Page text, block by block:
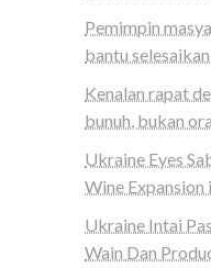
Pemimpin
bantu
Kenalan rapat
bunuh, bukan
Ukraine Eyes
Wine Expansion
Ukraine Intai
Wain Dan